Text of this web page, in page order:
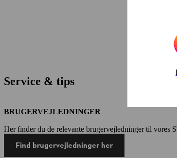
Service & tips
BRUGERVEJLEDNINGER
Her finder du de relevante brugervejledninger til vores
Find brugervejledninger her